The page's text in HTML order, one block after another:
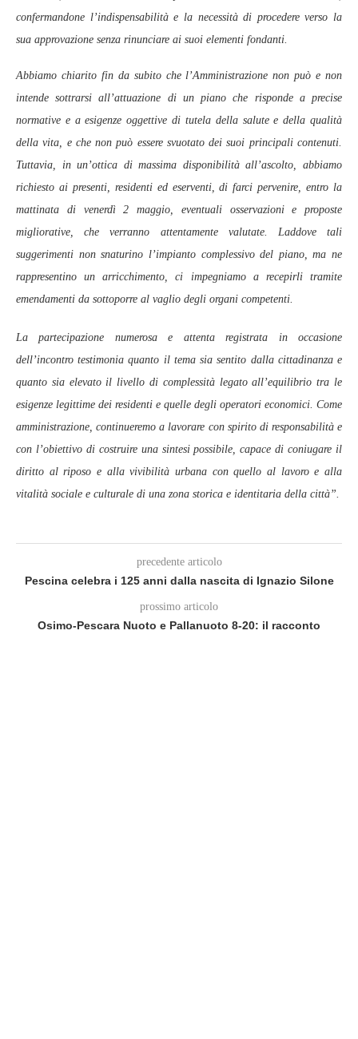
confermandone l’indispensabilità e la necessità di procedere verso la
sua approvazione senza rinunciare ai suoi elementi fondanti.
Abbiamo chiarito fin da subito che l’Amministrazione non può e non
intende sottrarsi all’attuazione di un piano che risponde a precise
normative e a esigenze oggettive di tutela della salute e della qualità
della vita, e che non può essere svuotato dei suoi principali contenuti.
Tuttavia, in un’ottica di massima disponibilità all’ascolto, abbiamo
richiesto ai presenti, residenti ed eserventi, di farci pervenire, entro la
mattinata di venerdì 2 maggio, eventuali osservazioni e proposte
migliorative, che verranno attentamente valutate. Laddove tali
suggerimenti non snaturino l’impianto complessivo del piano, ma ne
rappresentino un arricchimento, ci impegniamo a recepirli tramite
emendamenti da sottoporre al vaglio degli organi competenti.
La partecipazione numerosa e attenta registrata in occasione
dell’incontro testimonia quanto il tema sia sentito dalla cittadinanza e
quanto sia elevato il livello di complessità legato all’equilibrio tra le
esigenze legittime dei residenti e quelle degli operatori economici. Come
amministrazione, continueremo a lavorare con spirito di responsabilità e
con l’obiettivo di costruire una sintesi possibile, capace di coniugare il
diritto al riposo e alla vivibilità urbana con quello al lavoro e alla
vitalità sociale e culturale di una zona storica e identitaria della città”.
precedente articolo
Pescina celebra i 125 anni dalla nascita di Ignazio Silone
prossimo articolo
Osimo-Pescara Nuoto e Pallanuoto 8-20: il racconto